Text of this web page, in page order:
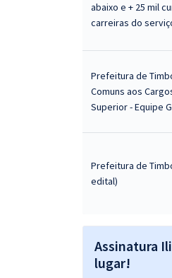
abaixo e + 25 mil
carreiras do
Prefeitura de
Comuns aos
Superior - Equipe
Prefeitura de
edital)
Assinatura
lugar!